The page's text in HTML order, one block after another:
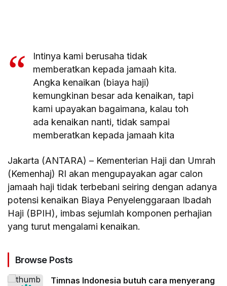
Intinya kami berusaha tidak
memberatkan kepada jamaah kita.
Angka kenaikan (biaya haji)
kemungkinan besar ada kenaikan, tapi
kami upayakan bagaimana, kalau toh
ada kenaikan nanti, tidak sampai
memberatkan kepada jamaah kita
Jakarta (ANTARA) – Kementerian Haji dan Umrah
(Kemenhaj) RI akan mengupayakan agar calon
jamaah haji tidak terbebani seiring dengan adanya
potensi kenaikan Biaya Penyelenggaraan Ibadah
Haji (BPIH), imbas sejumlah komponen perhajian
yang turut mengalami kenaikan.
Browse Posts
Timnas Indonesia butuh cara menyerang